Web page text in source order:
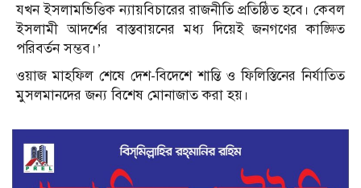
যখন ইসলামভিত্তিক ন্যায়বিচারের রাজনীতি প্রতিষ্ঠিত হবে। কেবল
ইসলামী আদর্শের বাস্তবায়নের মধ্য দিয়েই জনগণের কাঙ্ক্ষিত
পরিবর্তন সম্ভব।’
ওয়াজ মাহফিল শেষে দেশ-বিদেশে শান্তি ও ফিলিস্তিনের নির্যাতিত
মুসলমানদের জন্য বিশেষ মোনাজাত করা হয়।